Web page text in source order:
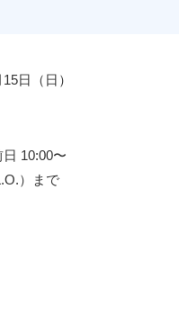
日（日）
10:00〜
）まで